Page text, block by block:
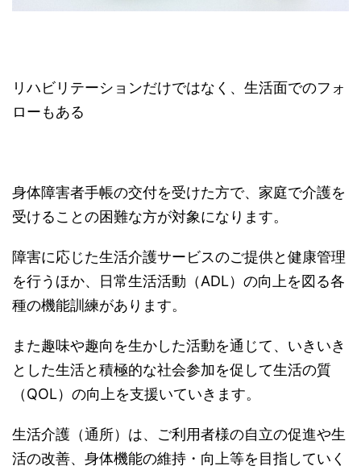
リハビリテーションだけではなく、生活面でのフォ
ローもある
身体障害者手帳の交付を受けた方で、家庭で介護を
受けることの困難な方が対象になります。
障害に応じた生活介護サービスのご提供と健康管理
を行うほか、日常生活活動（ADL）の向上を図る各
種の機能訓練があります。
また趣味や趣向を生かした活動を通じて、いきいき
とした生活と積極的な社会参加を促して生活の質
（QOL）の向上を支援いていきます。
生活介護（通所）は、ご利用者様の自立の促進や生
活の改善、身体機能の維持・向上等を目指していく